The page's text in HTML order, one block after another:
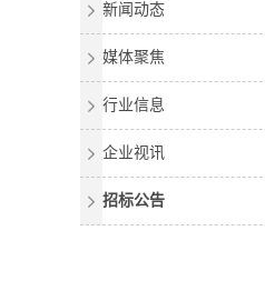
新闻动态
媒体聚焦
行业信息
企业视讯
招标公告